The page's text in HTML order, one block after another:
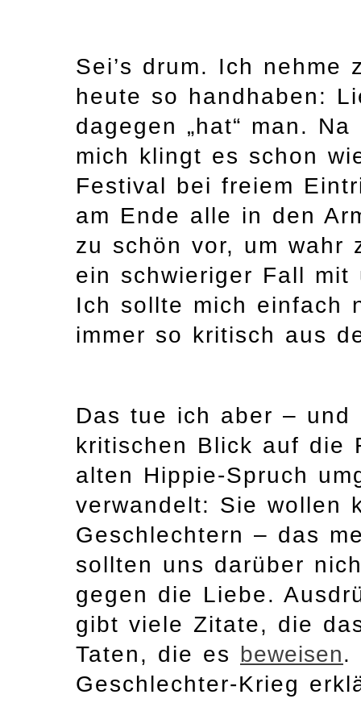
Sei’s drum. Ich nehme
heute so handhaben:
dagegen „hat“ man.
mich klingt es schon
Festival bei freiem
am Ende alle in den
zu schön vor, um wahr
ein schwieriger Fall mit
Ich sollte mich einfach
immer so kritisch aus
Das tue ich aber –
kritischen Blick auf die
alten Hippie-Spruch
verwandelt: Sie wollen
Geschlechtern – das
sollten uns darüber
gegen die Liebe.
gibt viele Zitate, die
Taten, die es beweisen.
Geschlechter-Krieg